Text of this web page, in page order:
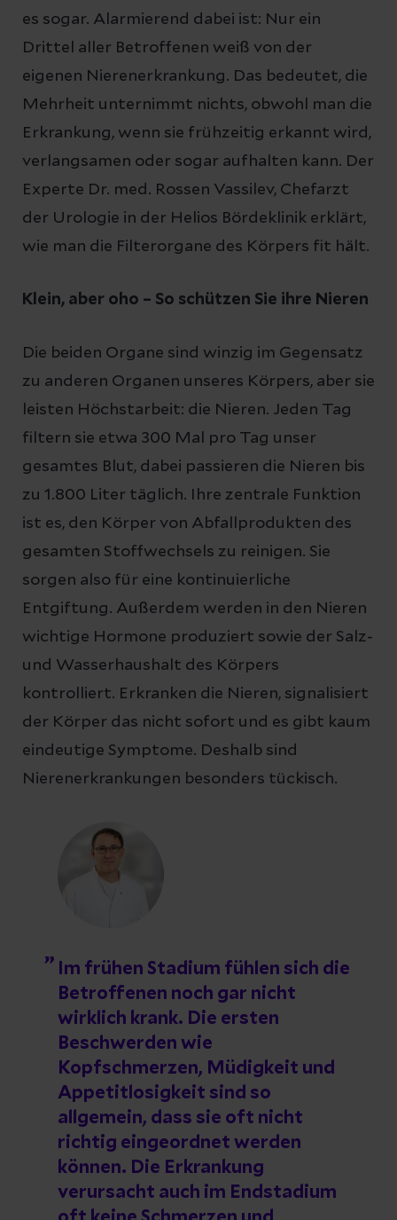
es sogar. Alarmierend dabei ist: Nur ein
Drittel aller Betroffenen weiß von der
eigenen Nierenerkrankung. Das bedeutet, die
Mehrheit unternimmt nichts, obwohl man die
Erkrankung, wenn sie frühzeitig erkannt wird,
verlangsamen oder sogar aufhalten kann. Der
Experte Dr. med. Rossen Vassilev, Chefarzt
der Urologie in der Helios Bördeklinik erklärt,
wie man die Filterorgane des Körpers fit hält.
Klein, aber oho – So schützen Sie ihre Nieren
Die beiden Organe sind winzig im Gegensatz
zu anderen Organen unseres Körpers, aber sie
leisten Höchstarbeit: die Nieren. Jeden Tag
filtern sie etwa 300 Mal pro Tag unser
gesamtes Blut, dabei passieren die Nieren bis
zu 1.800 Liter täglich. Ihre zentrale Funktion
ist es, den Körper von Abfallprodukten des
gesamten Stoffwechsels zu reinigen. Sie
sorgen also für eine kontinuierliche
Entgiftung. Außerdem werden in den Nieren
wichtige Hormone produziert sowie der Salz-
und Wasserhaushalt des Körpers
kontrolliert. Erkranken die Nieren, signalisiert
der Körper das nicht sofort und es gibt kaum
eindeutige Symptome. Deshalb sind
Nierenerkrankungen besonders tückisch.
Im frühen Stadium fühlen sich die
Betroffenen noch gar nicht
wirklich krank. Die ersten
Beschwerden wie
Kopfschmerzen, Müdigkeit und
Appetitlosigkeit sind so
allgemein, dass sie oft nicht
richtig eingeordnet werden
können. Die Erkrankung
verursacht auch im Endstadium